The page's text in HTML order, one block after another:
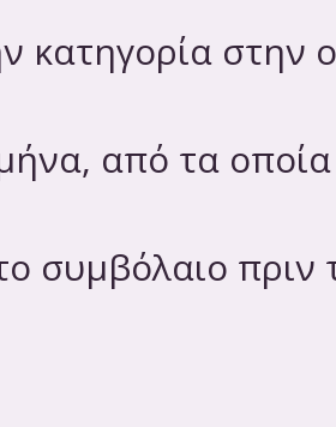
κατηγορία στην
από τα
συμβόλαιο πριν